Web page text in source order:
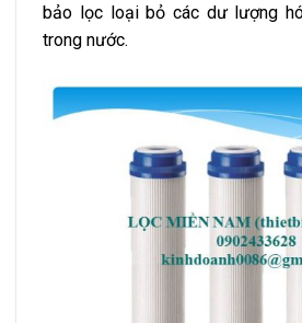
bảo lọc loại bỏ các dư lượng
trong nước.